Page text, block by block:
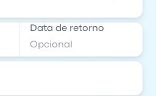
Data de retorno